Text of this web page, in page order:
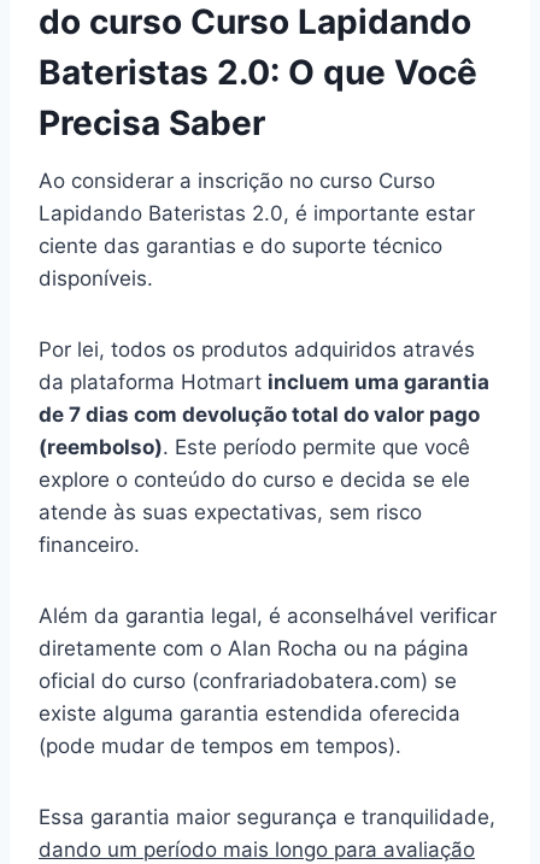
do curso Curso Lapidando
Bateristas 2.0: O que Você
Precisa Saber
Ao considerar a inscrição no curso Curso
Lapidando Bateristas 2.0, é importante estar
ciente das garantias e do suporte técnico
disponíveis.
Por lei, todos os produtos adquiridos através
da plataforma Hotmart incluem uma garantia
de 7 dias com devolução total do valor pago
(reembolso). Este período permite que você
explore o conteúdo do curso e decida se ele
atende às suas expectativas, sem risco
financeiro.
Além da garantia legal, é aconselhável verificar
diretamente com o Alan Rocha ou na página
oficial do curso (confrariadobatera.com) se
existe alguma garantia estendida oferecida
(pode mudar de tempos em tempos).
Essa garantia maior segurança e tranquilidade,
dando um período mais longo para avaliação